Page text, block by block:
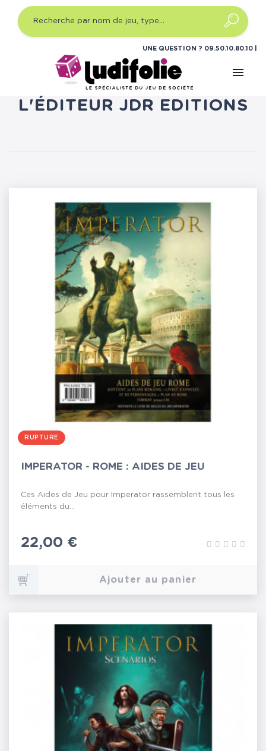
UNE QUESTION ? 09.50.10.80.10
menu
LISTE DES PRODUITS DE
L'ÉDITEUR JDR EDITIONS
RUPTURE
IMPERATOR - ROME : AIDES DE JEU
Ces Aides de Jeu pour Imperator rassemblent tous les
éléments du...
Prix
22,00 €
Ajouter au panier